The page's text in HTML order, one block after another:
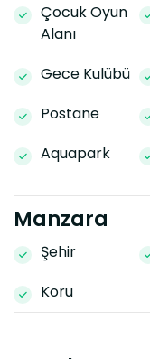
Çocuk Oyun
Alanı
Gece Kulübü
Postane
Aquapark
Manzara
Şehir
Koru